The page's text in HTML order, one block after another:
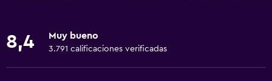
Servicio de conserjería
8,4 Muy bueno
3.791 calificaciones verificadas